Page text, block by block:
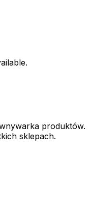
produktów.
sklepach.